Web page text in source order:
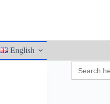
English
Search
for: